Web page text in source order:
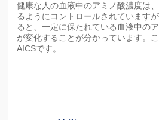
健康な人の血液中のアミノ酸濃度は
るようにコントロールされています
ると、一定に保たれている血液中の
が変化することが分かっています。
AICSです。